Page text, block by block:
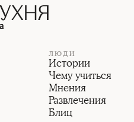
ЛЮДИ
Истории
Чему учиться
Мнения
Развлечения
Блиц